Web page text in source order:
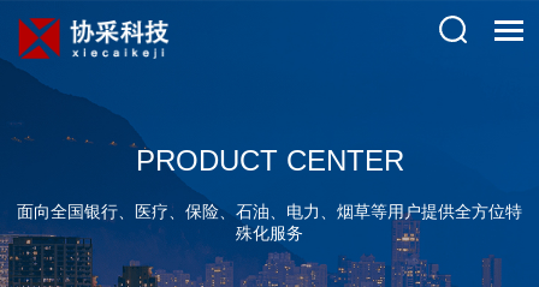
PRODUCT CENTER
面向全国银行、医疗、保险、石油、电力、烟草等用户提供全方位特
殊化服务